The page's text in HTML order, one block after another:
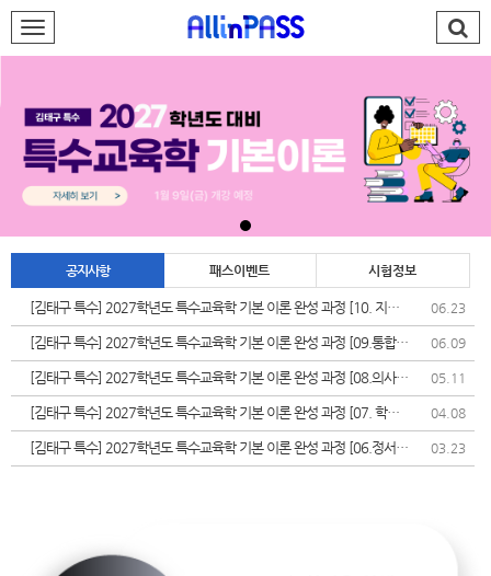
회원가입
AllinPASS팀
특수 김태구
재능기부
합격발전소
PASS#
학습지원센터
나의강의실
공지사항 패스이벤트 시험정보
[김태구 특수] 2027학년도 특수교육학 기본 이론 완성 과정 [10. 지체
장애]
06.23
[김태구 특수] 2027학년도 특수교육학 기본 이론 완성 과정 [09.통합교
육]
06.09
[김태구 특수] 2027학년도 특수교육학 기본 이론 완성 과정 [08.의사소
통장애]
05.11
[김태구 특수] 2027학년도 특수교육학 기본 이론 완성 과정 [07. 학습
장애]
04.08
[김태구 특수] 2027학년도 특수교육학 기본 이론 완성 과정 [06.정서
&bull;행동장애]
03.23